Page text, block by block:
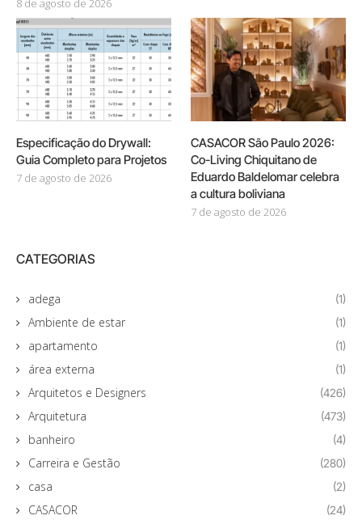
8 de agosto de 2026
Especificação do Drywall:
Guia Completo para Projetos
7 de agosto de 2026
CASACOR São Paulo 2026:
Co-Living Chiquitano de
Eduardo Baldelomar celebra
a cultura boliviana
7 de agosto de 2026
CATEGORIAS
adega (1)
Ambiente de estar (1)
apartamento (1)
área externa (1)
Arquitetos e Designers (426)
Arquitetura (473)
banheiro (4)
Carreira e Gestão (280)
casa (2)
CASACOR (24)